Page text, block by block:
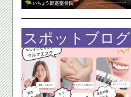
スポットブログ